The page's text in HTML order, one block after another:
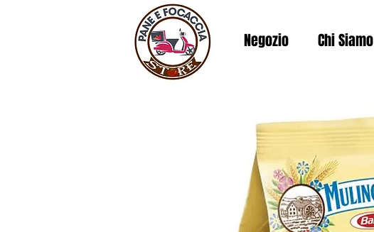
Negozio Chi Siamo